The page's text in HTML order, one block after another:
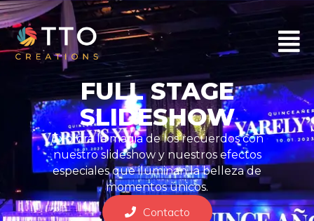
FULL STAGE
SLIDESHOW
Explora la magia de los recuerdos con
nuestro slideshow y nuestros efectos
especiales que iluminan la belleza de
momentos únicos.
Contacto